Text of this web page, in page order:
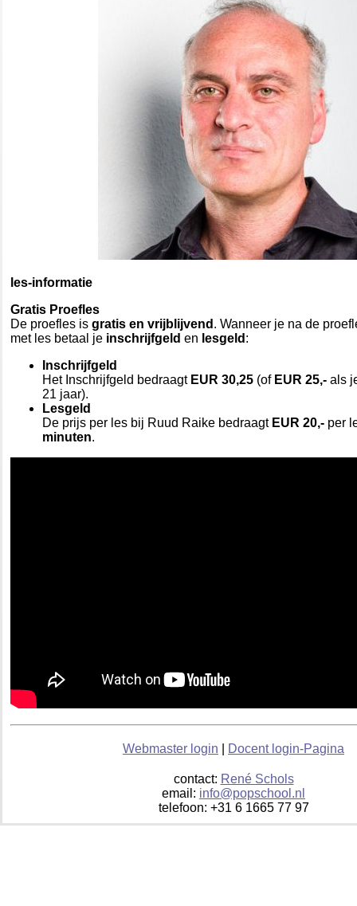
les-informatie
Gratis Proefles
De proefles is gratis en vrijblijvend . Wanneer je na de
met les betaal je inschrijfgeld en lesgeld :
Inschrijfgeld
Het Inschrijfgeld bedraagt EUR 30,25 (of EUR 25,- als
21 jaar).
Lesgeld
De prijs per les bij Ruud Raike bedraagt EUR 20,- per
minuten.
Webmaster login Docent login-Pagina
contact: René Schols
email: info@popschool.nl
telefoon: +31 6 1665 77 97